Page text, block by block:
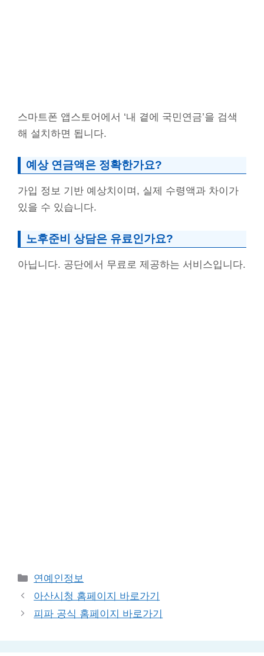
스마트폰 앱스토어에서 ‘내 곁에 국민연금’을 검색
해 설치하면 됩니다.
예상 연금액은 정확한가요?
가입 정보 기반 예상치이며, 실제 수령액과 차이가
있을 수 있습니다.
노후준비 상담은 유료인가요?
아닙니다. 공단에서 무료로 제공하는 서비스입니다.
Categories
연예인정보
아산시청 홈페이지 바로가기
피파 공식 홈페이지 바로가기